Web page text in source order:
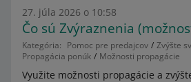
27. júla 2026 o 10:58
Čo sú Zvýraznenia
Kategória: Pomoc pre predajcov
Zvýšte
Propagácia ponúk
Možnosti propagácie
Využite možnosti propagácie a